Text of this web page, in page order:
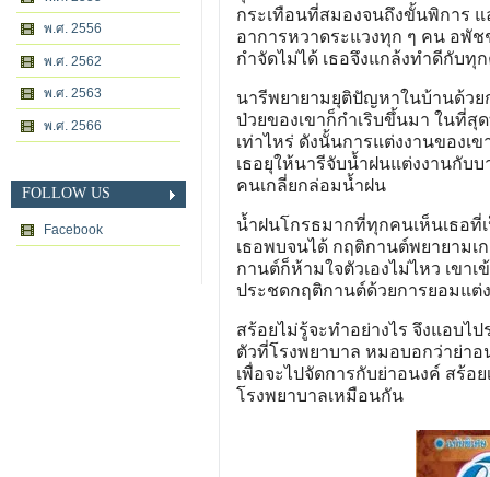
พ.ศ. 2556
พ.ศ. 2562
พ.ศ. 2563
พ.ศ. 2566
FOLLOW US
Facebook
กระเทือนที่สมองจนถึงขั้นพิการ
อาการหวาดระแวงทุก ๆ คน อพั
กำจัดไม่ได้ เธอจึงแกล้งทำดีกับทุ
นารีพยายามยุติปัญหาในบ้านด้วย
ป่วยของเขาก็กำเริบขึ้นมา ในที่สุ
เท่าไหร่ ดังนั้นการแต่งงานของเ
เธอยุให้นารีจับน้ำฝนแต่งงานกับ
คนเกลี่ยกล่อมน้ำฝน
น้ำฝนโกรธมากที่ทุกคนเห็นเธอที่
เธอพบจนได้ กฤติกานต์พยายาม
กานต์ก็ห้ามใจตัวเองไม่ไหว เข
ประชดกฤติกานต์ด้วยการยอมแต่
สร้อยไม่รู้จะทำอย่างไร จึงแอบไ
ตัวที่โรงพยาบาล หมอบอกว่าย่า
เพื่อจะไปจัดการกับย่าอนงค์ สร้อ
โรงพยาบาลเหมือนกัน